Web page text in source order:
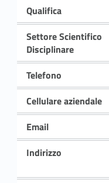
Qualifica
Settore Scientifico
Disciplinare
Telefono
Cellulare aziendale
Email
Indirizzo